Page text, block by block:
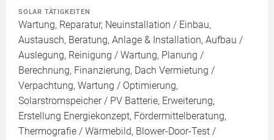
SOLAR TÄTIGKEITEN
Wartung, Reparatur, Neuinstallation / Einbau,
Austausch, Beratung, Anlage & Installation, Aufbau /
Auslegung, Reinigung / Wartung, Planung /
Berechnung, Finanzierung, Dach Vermietung /
Verpachtung, Wartung / Optimierung,
Solarstromspeicher / PV Batterie, Erweiterung,
Erstellung Energiekonzept, Fördermittelberatung,
Thermografie / Wärmebild, Blower-Door-Test /